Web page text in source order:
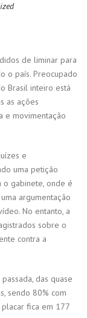
de liminar para
o país. Preocupado
Brasil inteiro está
as ações
e movimentação
e
uma petição
o gabinete, onde é
argumentação
No entanto, a
sobre o
contra a
das quase
sendo 80% com
fica em 177